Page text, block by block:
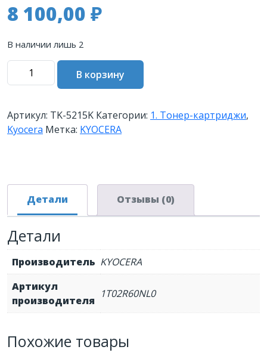
8 100,00 ₽
В наличии лишь 2
Количество
товара
картридж
TK-
5215K
стр.
Black
406ci
В корзину
Артикул: TK-5215K Категории: 1. Тонер-картриджи,
Kyocera Метка: KYOCERA
Детали Отзывы (0)
Детали
Производитель KYOCERA
Артикул
производителя
1T02R60NL0
Похожие товары